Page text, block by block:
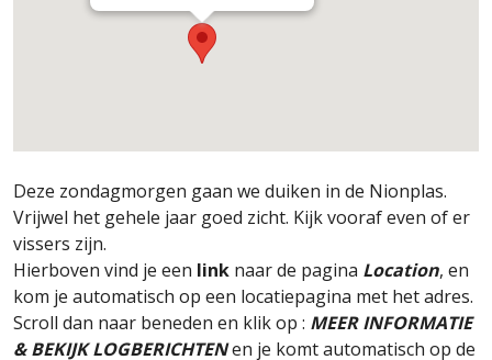
Deze zondagmorgen gaan we duiken in de Nionplas.
Vrijwel het gehele jaar goed zicht. Kijk vooraf even of er
vissers zijn.
Hierboven vind je een link naar de pagina Location, en
kom je automatisch op een locatiepagina met het adres.
Scroll dan naar beneden en klik op : MEER INFORMATIE
& BEKIJK LOGBERICHTENen je komt automatisch op de